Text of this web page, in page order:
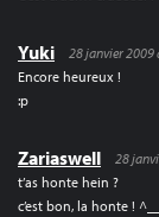
Yuki
28 janvier 2009
Encore heureux !
:p
Zariaswell
28
t’as honte hein ?
c’est bon, la honte !